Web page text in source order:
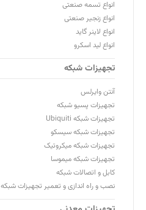
انواع تسمه صنعتی
انواع زنجیر صنعتی
انواع لاینر گاید
انواع لید اسکرو
تجهیزات شبکه
آنتن وایرلس
تجهیزات پسیو شبکه
تجهیزات شبکه Ubiquiti
تجهیزات شبکه سیسکو
تجهیزات شبکه میکروتیک
تجهیزات شبکه میموسا
کابل و اتصالات شبکه
نصب و راه اندازی و تعمیر تجهیزات شبکه